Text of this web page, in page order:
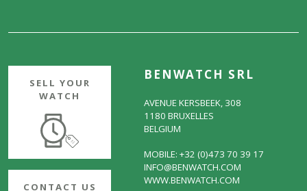
BENWATCH SRL
AVENUE KERSBEEK, 308
1180 BRUXELLES
BELGIUM
MOBILE: +32 (0)473 70 39 17
INFO@BENWATCH.COM
WWW.BENWATCH.COM
SELL YOUR
WATCH
CONTACT US